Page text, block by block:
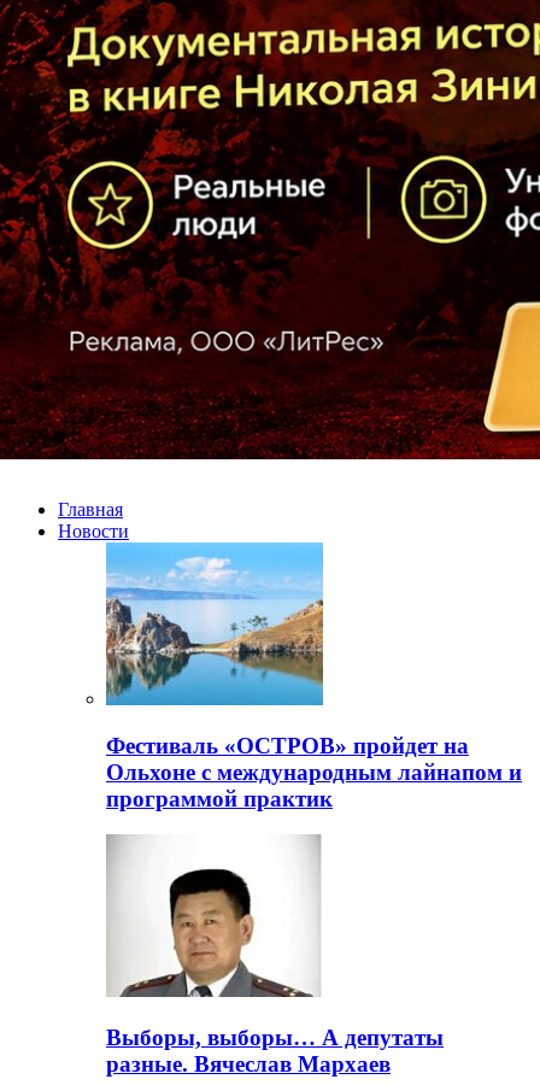
Главная
Новости
Фестиваль «ОСТРОВ» пройдет на
Ольхоне с международным лайнапом и
программой практик
Выборы, выборы… А депутаты
разные. Вячеслав Мархаев